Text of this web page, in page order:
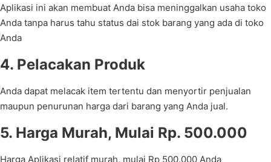
Aplikasi ini akan membuat Anda bisa meninggalkan usaha toko
Anda tanpa harus tahu status dai stok barang yang ada di toko
Anda
4. Pelacakan Produk
Anda dapat melacak item tertentu dan menyortir penjualan
maupun penurunan harga dari barang yang Anda jual.
5. Harga Murah, Mulai Rp. 500.000
Harga Aplikasi relatif murah, mulai Rp 500.000 Anda